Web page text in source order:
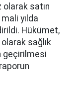
satın
yılda
Hükümet,
sağlık
geçirilmesi